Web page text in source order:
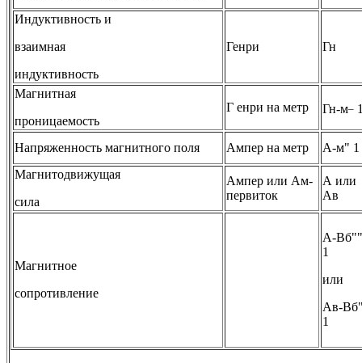
Индуктивность и
взаимная
индуктивность
Генри Гн
Магнитная
проницаемость
Г енри на метр Гн-м
Напряженность магнитного поля Ампер на метр
А-м" 1
Магнитодвижущая
сила
Ампер или Ам-
первиток
А или
Ав
Магнитное
сопротивление
А-Вб""
1
или
Ав-
1